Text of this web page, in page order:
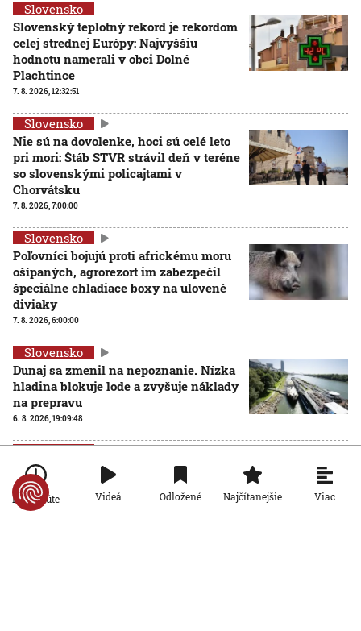
Slovensko
Slovenský teplotný rekord je rekordom
celej strednej Európy: Najvyššiu
hodnotu namerali v obci Dolné
Plachtince
7. 8. 2026, 12:32:51
Slovensko
Nie sú na dovolenke, hoci sú celé leto
pri mori: Štáb STVR strávil deň v teréne
so slovenskými policajtami v
Chorvátsku
7. 8. 2026, 7:00:00
Slovensko
Poľovníci bojujú proti africkému moru
ošípaných, agrorezort im zabezpečil
špeciálne chladiace boxy na ulovené
diviaky
7. 8. 2026, 6:00:00
Slovensko
Dunaj sa zmenil na nepoznanie. Nízka
hladina blokuje lode a zvyšuje náklady
na prepravu
6. 8. 2026, 19:09:48
AKTUALIZOVANÉ
Slovensko
Nový slovenský teplotný rekord má
ešte vyššiu hodnotu, ako sa pôvodne
zdalo
Po minúte Videá Odložené Najčítanejšie Viac